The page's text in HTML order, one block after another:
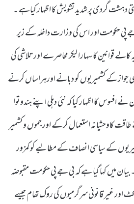
دہشت گردی پر شدید تشویش کا اظہار کیاہے ۔
پی حکومت اور اس کی وزارت داخلہ کے زیر
کالے قوانین کا سہارا لیکر محاصرے اور تلاشی کی
جواز کے کشمیریوں کو دبانے اورہراساں کرنے
کا اظہار کیا کہ نئی دہلی اپنے ہندوتوا
کاوحشیانہ استعمال کرکے اور جموں و کشمیر
کے سیاسی انصاف کے مطالبے کو کمزور
میں کہا گیا ہے کہ بی جے پی حکومت مقبوضہ
اور غیر قانونی سرگرمیوں کی روک تھام جیسے